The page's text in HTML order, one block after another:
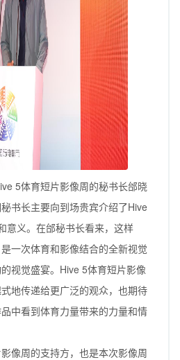
5体育短片影像周的秘书长邰晓
书长主要向到场贵宾介绍了Hive
意义。在邰秘书长看来，这样
一次体育和影像结合的全新视觉
视觉盛宴。Hive 5体育短片影像
地传递给更广泛的观众，也期待
中看到体育力量带来的力量和情
像周的支持方，也是本次影像周